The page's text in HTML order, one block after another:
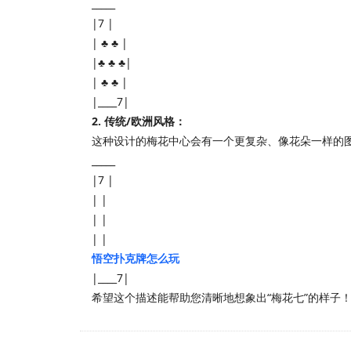
|7 |
| ♣ ♣ |
|♣ ♣ ♣|
| ♣ ♣ |
|____7|
2. 传统/欧洲风格：
这种设计的梅花中心会有一个更复杂、像花朵一样的
|7 |
| |
| |
| |
悟空扑克牌怎么玩
|____7|
希望这个描述能帮助您清晰地想象出“梅花七”的样子！